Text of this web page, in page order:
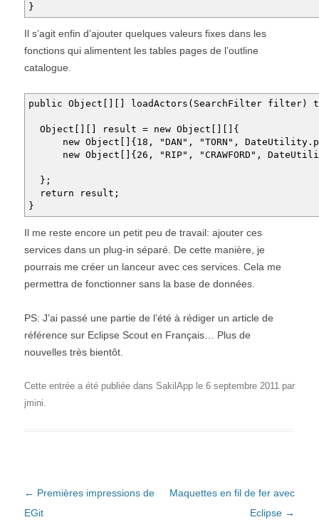
}
Il s’agit enfin d’ajouter quelques valeurs fixes dans les
fonctions qui alimentent les tables pages de l’outline
catalogue.
public Object[][] loadActors(SearchFilter filter)
Object[][] result = new Object[][]{
new Object[]{18, "DAN", "TORN",
new Object[]{26, "RIP", "CRAWFORD",
};
return result;
}
Il me reste encore un petit peu de travail: ajouter ces
services dans un plug-in séparé. De cette manière, je
pourrais me créer un lanceur avec ces services. Cela me
permettra de fonctionner sans la base de données.
PS: J’ai passé une partie de l’été à rédiger un article de
référence sur Eclipse Scout en Français… Plus de
nouvelles très bientôt.
Cette entrée a été publiée dans SakilApp le 6 septembre 2011 par
jmini.
Navigation des articles
← Premières impressions de
EGit
Maquettes en fil de fer avec
Eclipse →